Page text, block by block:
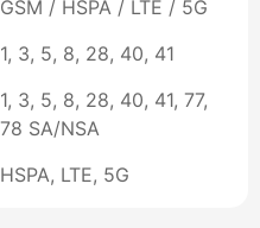
GSM / HSPA / LTE / 5G
1, 3, 5, 8, 28, 40, 41
1, 3, 5, 8, 28, 40, 41, 77,
78 SA/NSA
HSPA, LTE, 5G